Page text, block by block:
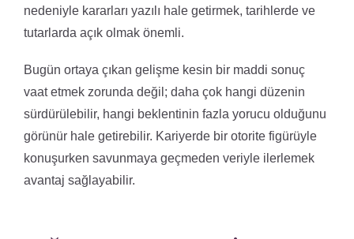
nedeniyle kararları yazılı hale getirmek, tarihlerde ve
tutarlarda açık olmak önemli.
Bugün ortaya çıkan gelişme kesin bir maddi sonuç
vaat etmek zorunda değil; daha çok hangi düzenin
sürdürülebilir, hangi beklentinin fazla yorucu olduğunu
görünür hale getirebilir. Kariyerde bir otorite figürüyle
konuşurken savunmaya geçmeden veriyle ilerlemek
avantaj sağlayabilir.